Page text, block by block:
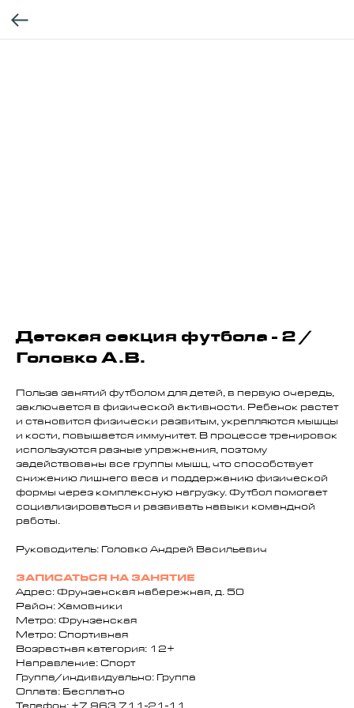
Детская секция футбола - 2 /
Головко А.В.
Польза занятий футболом для детей, в первую очередь,
заключается в физической активности. Ребенок растет
и становится физически развитым, укрепляются мышцы
и кости, повышается иммунитет. В процессе тренировок
используются разные упражнения, поэтому
задействованы все группы мышц, что способствует
снижению лишнего веса и поддержанию физической
формы через комплексную нагрузку. Футбол помогает
социализироваться и развивать навыки командной
работы.
Руководитель: Головко Андрей Васильевич
ЗАПИСАТЬСЯ НА ЗАНЯТИЕ
Адрес: Фрунзенская набережная, д. 50
Район: Хамовники
Метро: Фрунзенская
Метро: Спортивная
Возрастная категория: 12+
Направление: Спорт
Группа/индивидуально: Группа
Оплата: Бесплатно